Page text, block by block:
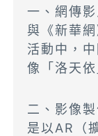
一、網傳
與《新華
活動中，
像「洛天
二、影像
是以AR（